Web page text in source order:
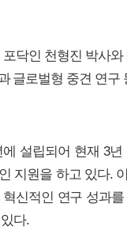
닥인 천형진 박사
글로벌형 중견 연구
설립되어 현재 3
지원을 하고 있다.
신적인 연구 성과
다.